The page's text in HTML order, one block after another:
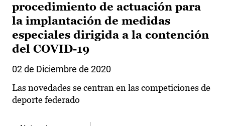
procedimiento de actuación para
la implantación de medidas
especiales dirigida a la contención
del COVID-19
02 de Diciembre de 2020
Las novedades se centran en las competiciones de
deporte federado